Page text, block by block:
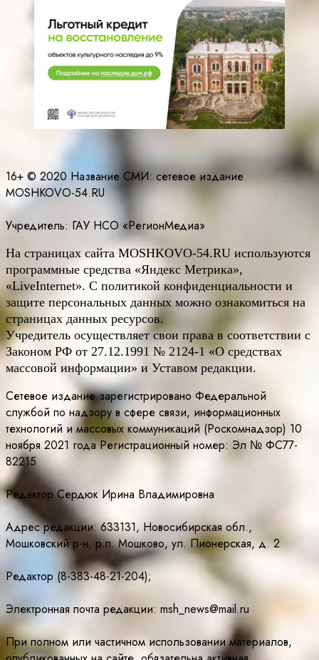
16+ © 2020 Название СМИ: cетевое издание
MOSHKOVO-54.RU
Учредитель: ГАУ НСО «РегионМедиа»
На страницах сайта MOSHKOVO-54.RU используются
программные средства «Яндекс Метрика»,
«LiveInternet». С политикой конфиденциальности и
защите персональных данных можно ознакомиться на
страницах данных ресурсов.
Учредитель осуществляет свои права в соответствии с
Законом РФ от 27.12.1991 № 2124-1 «О средствах
массовой информации» и Уставом редакции.
Сетевое издание зарегистрировано Федеральной
службой по надзору в сфере связи, информационных
технологий и массовых коммуникаций (Роскомнадзор) 10
ноября 2021 года Регистрационный номер: Эл № ФС77-
82215
Редактор Сердюк Ирина Владимировна
Адрес редакции: 633131, Новосибирская обл.,
Мошковский р-н, р.п. Мошково, ул. Пионерская, д. 2
Редактор (8-383-48-21-204);
Электронная почта редакции: msh_news@mail.ru
При полном или частичном использовании материалов,